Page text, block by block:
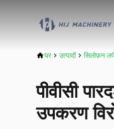
घर उत्पादों सिलोफ़न
पीवीसी
उपकरण